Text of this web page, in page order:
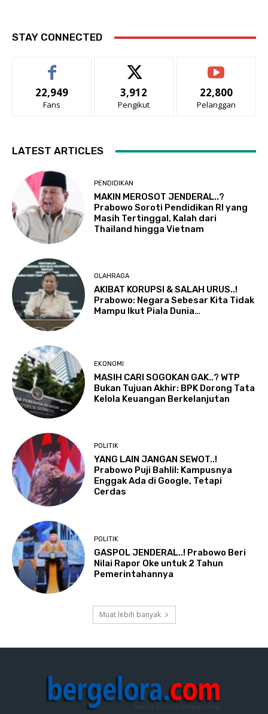
STAY CONNECTED
22,949
Fans
3,912
Pengikut
22,800
Pelanggan
LATEST ARTICLES
PENDIDIKAN
MAKIN MEROSOT JENDERAL..?
Prabowo Soroti Pendidikan RI yang
Masih Tertinggal, Kalah dari
Thailand hingga Vietnam
OLAHRAGA
AKIBAT KORUPSI & SALAH URUS..!
Prabowo: Negara Sebesar Kita Tidak
Mampu Ikut Piala Dunia…
EKONOMI
MASIH CARI SOGOKAN GAK..? WTP
Bukan Tujuan Akhir: BPK Dorong Tata
Kelola Keuangan Berkelanjutan
POLITIK
YANG LAIN JANGAN SEWOT..!
Prabowo Puji Bahlil: Kampusnya
Enggak Ada di Google, Tetapi
Cerdas
POLITIK
GASPOL JENDERAL..! Prabowo Beri
Nilai Rapor Oke untuk 2 Tahun
Pemerintahannya
Muat lebih banyak